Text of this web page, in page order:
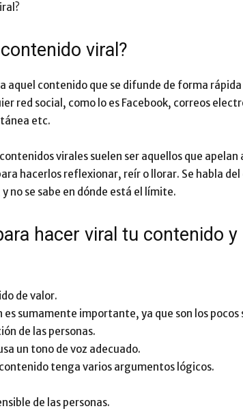
viral?
aquel contenido que se difunde de forma
red social, como lo es Facebook, correos
etc.
virales suelen ser aquellos que apelan
hacerlos reflexionar, reír o llorar. Se habla
no se sabe en dónde está el límite.
hacer viral tu contenido
de valor.
es sumamente importante, ya que son los pocos
de las personas.
un tono de voz adecuado.
tenga varios argumentos lógicos.
de las personas.